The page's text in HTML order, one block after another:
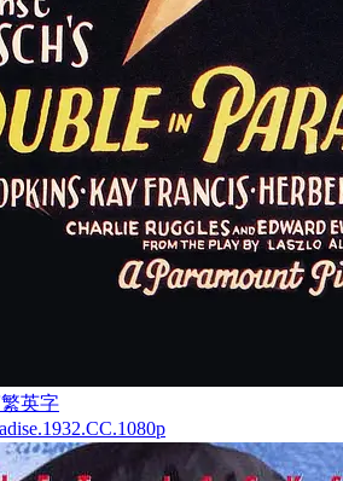
英字